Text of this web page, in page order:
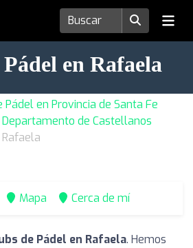
en Rafaela
Pádel en Provincia de Santa Fe
de Castellanos
Mapa Cerca de mí
de Pádel en Rafaela. Hemos